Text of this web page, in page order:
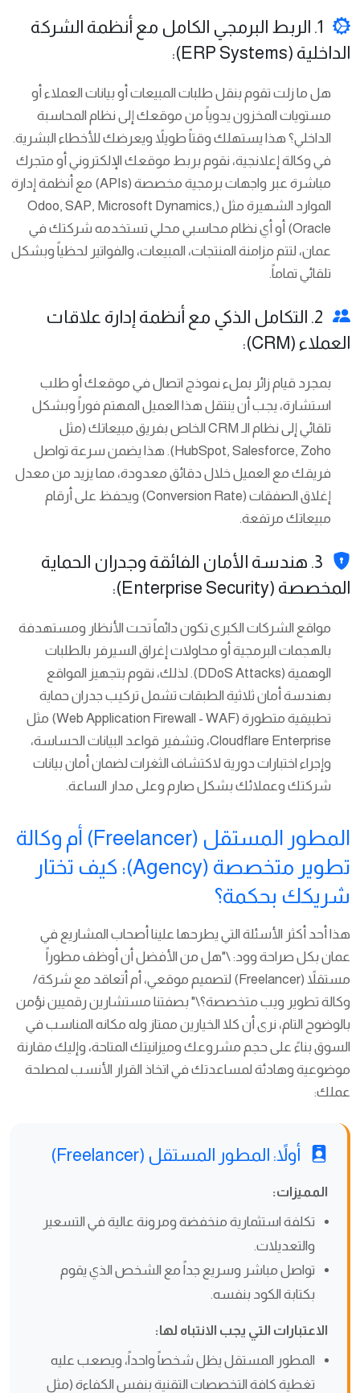
1. الربط البرمجي الكامل مع أنظمة الشركة
الداخلية (ERP Systems):
هل ما زلت تقوم بنقل طلبات المبيعات أو بيانات العملاء أو
مستويات المخزون يدوياً من موقعك إلى نظام المحاسبة
الداخلي؟ هذا يستهلك وقتاً طويلاً ويعرضك للأخطاء البشرية.
في وكالة إعلانجية، نقوم بربط موقعك الإلكتروني أو متجرك
مباشرة عبر واجهات برمجية مخصصة (APIs) مع أنظمة إدارة
الموارد الشهيرة مثل (Odoo, SAP, Microsoft Dynamics,
Oracle) أو أي نظام محاسبي محلي تستخدمه شركتك في
عمان، لتتم مزامنة المنتجات، المبيعات، والفواتير لحظياً وبشكل
تلقائي تماماً.
2. التكامل الذكي مع أنظمة إدارة علاقات
العملاء (CRM):
بمجرد قيام زائر بملء نموذج اتصال في موقعك أو طلب
استشارة، يجب أن ينتقل هذا العميل المهتم فوراً وبشكل
تلقائي إلى نظام الـ CRM الخاص بفريق مبيعاتك (مثل
HubSpot, Salesforce, Zoho). هذا يضمن سرعة تواصل
فريقك مع العميل خلال دقائق معدودة، مما يزيد من معدل
إغلاق الصفقات (Conversion Rate) ويحفظ على أرقام
مبيعاتك مرتفعة.
3. هندسة الأمان الفائقة وجدران الحماية
المخصصة (Enterprise Security):
مواقع الشركات الكبرى تكون دائماً تحت الأنظار ومستهدفة
بالهجمات البرمجية أو محاولات إغراق السيرفر بالطلبات
الوهمية (DDoS Attacks). لذلك، نقوم بتجهيز المواقع
بهندسة أمان ثلاثية الطبقات تشمل تركيب جدران حماية
تطبيقية متطورة (Web Application Firewall - WAF) مثل
Cloudflare Enterprise، وتشفير قواعد البيانات الحساسة،
وإجراء اختبارات دورية لاكتشاف الثغرات لضمان أمان بيانات
شركتك وعملائك بشكل صارم وعلى مدار الساعة.
المطور المستقل (Freelancer) أم وكالة
تطوير متخصصة (Agency): كيف تختار
شريكك بحكمة؟
هذا أحد أكثر الأسئلة التي يطرحها علينا أصحاب المشاريع في
عمان بكل صراحة وود: \"هل من الأفضل أن أوظف مطوراً
مستقلاً (Freelancer) لتصميم موقعي، أم أتعاقد مع شركة/
وكالة تطوير ويب متخصصة؟\" بصفتنا مستشارين رقميين نؤمن
بالوضوح التام، نرى أن كلا الخيارين ممتاز وله مكانه المناسب في
السوق بناءً على حجم مشروعك وميزانيتك المتاحة، وإليك مقارنة
موضوعية وهادئة لمساعدتك في اتخاذ القرار الأنسب لمصلحة
عملك:
أولاً: المطور المستقل (Freelancer)
المميزات:
تكلفة استثمارية منخفضة ومرونة عالية في التسعير
والتعديلات.
تواصل مباشر وسريع جداً مع الشخص الذي يقوم
بكتابة الكود بنفسه.
الاعتبارات التي يجب الانتباه لها:
المطور المستقل يظل شخصاً واحداً، ويصعب عليه
تغطية كافة التخصصات التقنية بنفس الكفاءة (مثل